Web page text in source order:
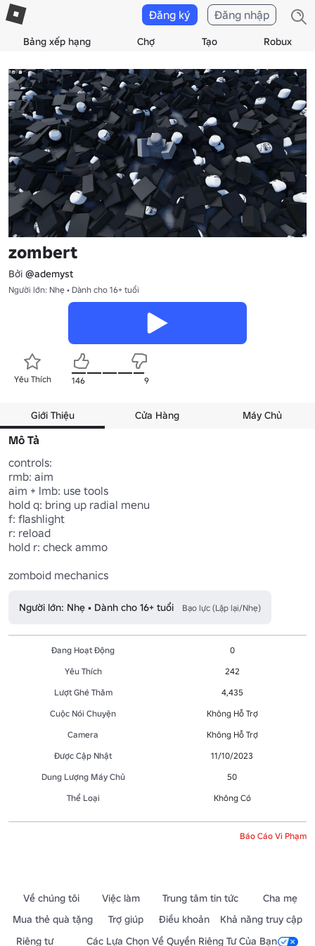
Bảng xếp hạng Chợ Tạo Robux
Đăng ký Đăng nhập
zombert
Bởi @ademyst
Người lớn: Nhẹ • Dành cho 16+ tuổi
Yêu Thích 146 9
Giới Thiệu Cửa Hàng Máy Chủ
Mô Tả
controls:
rmb: aim
aim + lmb: use tools
hold q: bring up radial menu
f: flashlight
r: reload
hold r: check ammo
zomboid mechanics
Người lớn: Nhẹ • Dành cho 16+ tuổi Bạo lực (Lặp lại/Nhẹ)
Đang Hoạt Động
0
Yêu Thích
242
Lượt Ghé Thăm
4,435
Cuộc Nói Chuyện
Không Hỗ Trợ
Camera
Không Hỗ Trợ
Được Cập Nhật
11/10/2023
Dung Lượng Máy Chủ
50
Thể Loại
Không Có
Báo Cáo Vi Phạm
Về chúng tôi Việc làm Trung tâm tin tức
Cha mẹ
Mua thẻ quà tặng
Trợ giúp Điều khoản
Khả năng truy cập
Riêng tư
Các Lựa Chọn Về Quyền Riêng Tư Của Bạn